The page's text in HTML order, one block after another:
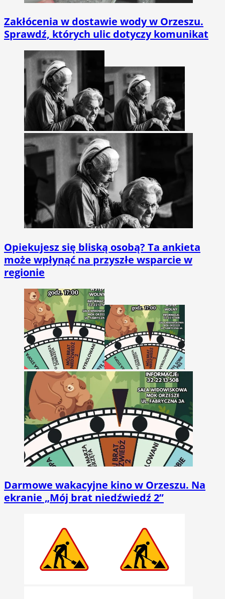
Zakłócenia w dostawie wody w Orzeszu.
Sprawdź, których ulic dotyczy komunikat
Opiekujesz się bliską osobą? Ta ankieta
może wpłynąć na przyszłe wsparcie w
regionie
Darmowe wakacyjne kino w Orzeszu. Na
ekranie „Mój brat niedźwiedź 2”